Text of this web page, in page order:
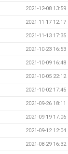
2021-12-08 13:59
2021-11-17 12:17
2021-11-13 17:35
2021-10-23 16:53
2021-10-09 16:48
2021-10-05 22:12
2021-10-02 17:45
2021-09-26 18:11
2021-09-19 17:06
2021-09-12 12:04
2021-08-29 16:32